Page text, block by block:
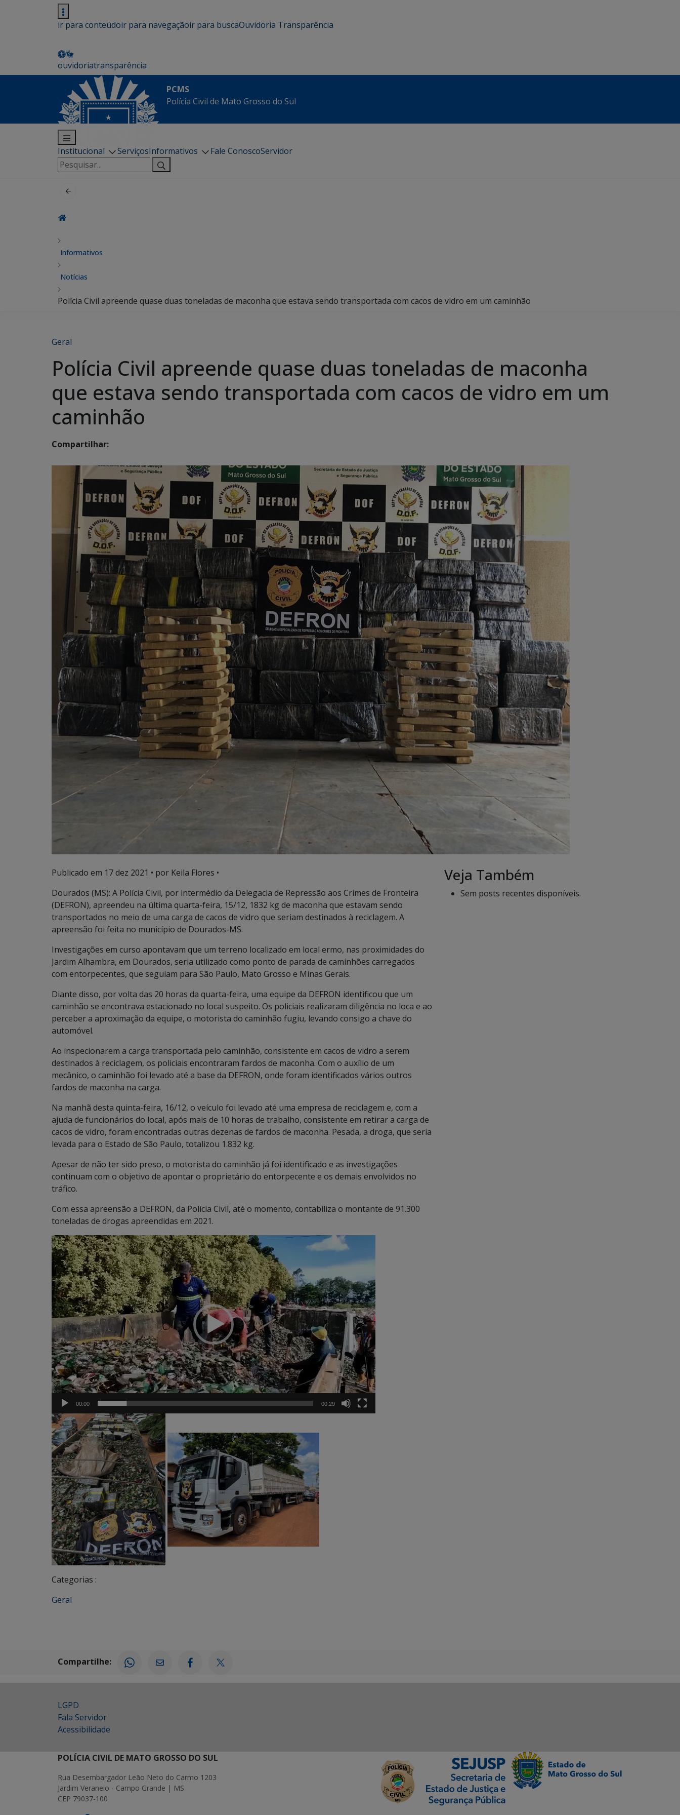
ir para conteúdoir para navegaçãoir para buscaOuvidoria Transparência
ouvidoriatransparência
PCMS
Polícia Civil de Mato Grosso do Sul
Institucional ServiçosInformativos Fale ConoscoServidor
Pesquisar
por:
Informativos
Notícias
Polícia Civil apreende quase duas toneladas de maconha que estava sendo transportada com cacos de vidro em um caminhão
Geral
Polícia Civil apreende quase duas toneladas de maconha
que estava sendo transportada com cacos de vidro em um
caminhão
Compartilhar:
Publicado em 17 dez 2021 • por Keila Flores •
Dourados (MS): A Polícia Civil, por intermédio da Delegacia de Repressão aos Crimes de Fronteira
(DEFRON), apreendeu na última quarta-feira, 15/12, 1832 kg de maconha que estavam sendo
transportados no meio de uma carga de cacos de vidro que seriam destinados à reciclagem. A
apreensão foi feita no município de Dourados-MS.
Investigações em curso apontavam que um terreno localizado em local ermo, nas proximidades do
Jardim Alhambra, em Dourados, seria utilizado como ponto de parada de caminhões carregados
com entorpecentes, que seguiam para São Paulo, Mato Grosso e Minas Gerais.
Diante disso, por volta das 20 horas da quarta-feira, uma equipe da DEFRON identificou que um
caminhão se encontrava estacionado no local suspeito. Os policiais realizaram diligência no loca e ao
perceber a aproximação da equipe, o motorista do caminhão fugiu, levando consigo a chave do
automóvel.
Ao inspecionarem a carga transportada pelo caminhão, consistente em cacos de vidro a serem
destinados à reciclagem, os policiais encontraram fardos de maconha. Com o auxílio de um
mecânico, o caminhão foi levado até a base da DEFRON, onde foram identificados vários outros
fardos de maconha na carga.
Na manhã desta quinta-feira, 16/12, o veículo foi levado até uma empresa de reciclagem e, com a
ajuda de funcionários do local, após mais de 10 horas de trabalho, consistente em retirar a carga de
cacos de vidro, foram encontradas outras dezenas de fardos de maconha. Pesada, a droga, que seria
levada para o Estado de São Paulo, totalizou 1.832 kg.
Apesar de não ter sido preso, o motorista do caminhão já foi identificado e as investigações
continuam com o objetivo de apontar o proprietário do entorpecente e os demais envolvidos no
tráfico.
Com essa apreensão a DEFRON, da Polícia Civil, até o momento, contabiliza o montante de 91.300
toneladas de drogas apreendidas em 2021.
Tocador
de
vídeo
00:00 00:29
Categorias :
Geral
Veja Também
Sem posts recentes disponíveis.
Compartilhe:
LGPD
Fala Servidor
Acessibilidade
POLÍCIA CIVIL DE MATO GROSSO DO SUL
Rua Desembargador Leão Neto do Carmo 1203
Jardim Veraneio - Campo Grande | MS
CEP 79037-100